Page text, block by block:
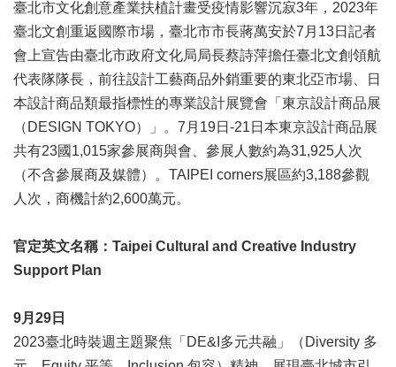
專
區
珍
貴
文
化
資
補
申
請
案
府
臺北市文化創意產業扶植計畫受疫情影響沉寂3年，2023年
臺北文創重返國際市場，臺北市市長蔣萬安於7月13日記者
會上宣告由臺北市政府文化局局長蔡詩萍擔任臺北文創領航
代表隊隊長，前往設計工藝商品外銷重要的東北亞市場、日
本設計商品類最指標性的專業設計展覽會「東京設計商品展
（DESIGN TOKYO）」。7月19日-21日本東京設計商品展
共有23國1,015家參展商與會、參展人數約為31,925人次
（不含參展商及媒體）。TAIPEI corners展區約3,188參觀
人次，商機計約2,600萬元。
官定英文名稱：Taipei Cultural and Creative Industry
Support Plan
9月29日
2023臺北時裝週主題聚焦「DE&I多元共融」（Diversity 多